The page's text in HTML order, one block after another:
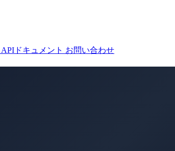
APIドキュメント お問い合わせ